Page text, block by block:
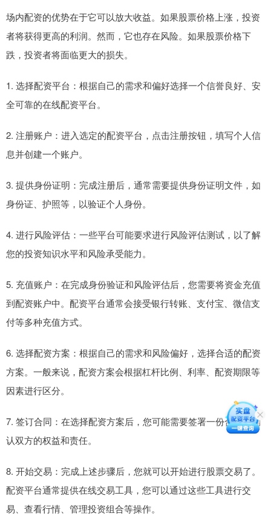
场内配资的优势在于它可以放大收益。如果股票价格上涨，投资
者将获得更高的利润。然而，它也存在风险。如果股票价格下
跌，投资者将面临更大的损失。
1. 选择配资平台：根据自己的需求和偏好选择一个信誉良好、安
全可靠的在线配资平台。
2. 注册账户：进入选定的配资平台，点击注册按钮，填写个人信
息并创建一个账户。
3. 提供身份证明：完成注册后，通常需要提供身份证明文件，如
身份证、护照等，以验证个人身份。
4. 进行风险评估：一些平台可能要求进行风险评估测试，以了解
您的投资知识水平和风险承受能力。
5. 充值账户：在完成身份验证和风险评估后，您需要将资金充值
到配资账户中。配资平台通常会接受银行转账、支付宝、微信支
付等多种充值方式。
6. 选择配资方案：根据自己的需求和风险偏好，选择合适的配资
方案。一般来说，配资方案会根据杠杆比例、利率、配资期限等
因素进行区分。
7. 签订合同：在选择配资方案后，您可能需要签署一份合同，确
认双方的权益和责任。
8. 开始交易：完成上述步骤后，您就可以开始进行股票交易了。
配资平台通常提供在线交易工具，您可以通过这些工具进行交
易、查看行情、管理投资组合等操作。